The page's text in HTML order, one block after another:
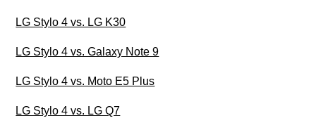
LG Stylo 4 vs. LG K30
LG Stylo 4 vs. Galaxy Note 9
LG Stylo 4 vs. Moto E5 Plus
LG Stylo 4 vs. LG Q7